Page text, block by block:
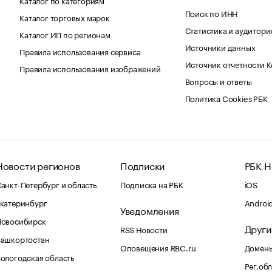
Каталог торговых марок
Каталог ИП по регионам
Правила использования сервиса
Правила использования изображений
Поиск по ИНН
Статистика и
Источники данных
Источник отчетности
Вопросы и ответы
Политика Cookies РБК
регионов
Петербург и область
область
Подписки
Подписка на РБК
Уведомления
RSS Новости
Оповещения RBC.ru
РБК
iOS